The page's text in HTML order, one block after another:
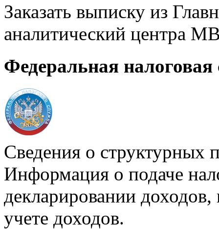
Заказать выписку из
аналитический центра
Федеральная налоговая
Сведения о структурных
Информация о подаче
декларировании доходов,
учете доходов.